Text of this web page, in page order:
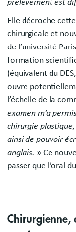
prélèvement est
Elle décroche
chirurgicale et
de l’université
formation
(équivalent du
ouvre
l’échelle de la
examen m’a
chirurgie
ainsi de pouvoir
anglais. » Ce
passer que l’oral
Chirurgienne,